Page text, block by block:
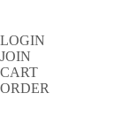
LOGIN
JOIN
CART
ORDER